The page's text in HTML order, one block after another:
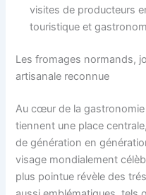
visites de producteurs
touristique et
Les fromages normands,
artisanale reconnue
Au cœur de la
tiennent une place
de génération en
visage mondialement
plus pointue révèle des